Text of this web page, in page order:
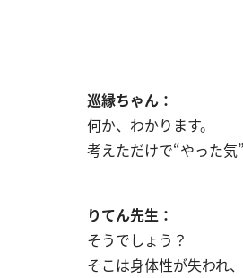
巡縁ちゃん：
何か、わかります。
考えただけで“やった気
りてん先生：
そうでしょう？
そこは身体性が失われ